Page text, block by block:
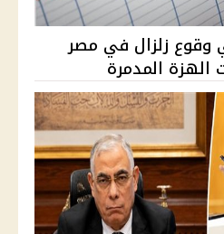
وقوع زلزال في مصر
المدمرة